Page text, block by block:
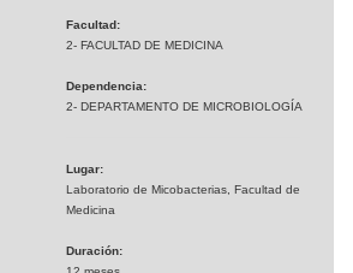
Facultad:
2- FACULTAD DE MEDICINA
Dependencia:
2- DEPARTAMENTO DE MICROBIOLOGÍA
Lugar:
Laboratorio de Micobacterias, Facultad de
Medicina
Duración: